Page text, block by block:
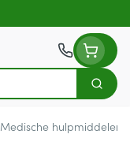
Zoek
Medische hulpmiddelen